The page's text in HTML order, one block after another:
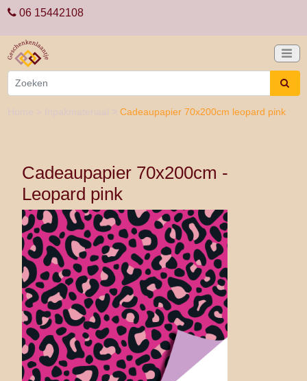
06 15442108
Cadeaupapier 70x200cm leopard pink
Cadeaupapier 70x200cm -
Leopard pink